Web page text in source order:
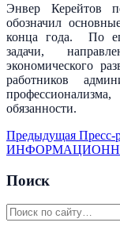
Энвер Керейтов
обозначил
конца года. По
задачи,
экономического
работников
обязанности.
Предыдущая Пресс-
Поиск